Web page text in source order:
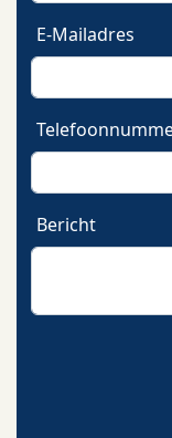
E-Mailadres
Bericht